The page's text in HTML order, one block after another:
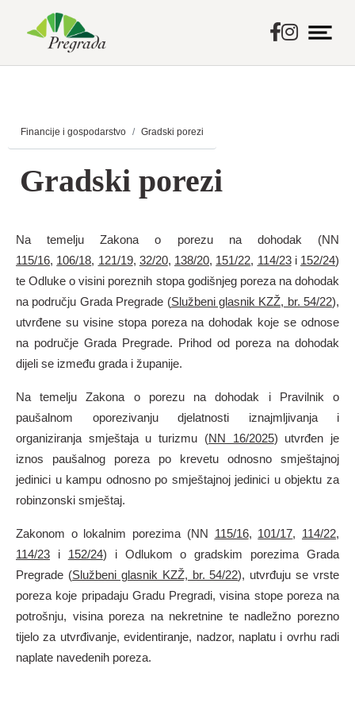
content
Financije i gospodarstvo Gradski porezi
Gradski porezi
Na temelju Zakona o porezu na dohodak (NN
115/16, 106/18, 121/19, 32/20, 138/20, 151/22, 114/23i 152/24)
te Odluke o visini poreznih stopa godišnjeg poreza na dohodak
na području Grada Pregrade (Službeni glasnik KZŽ, br. 54/22),
utvrđene su visine stopa poreza na dohodak koje se odnose
na područje Grada Pregrade. Prihod od poreza na dohodak
dijeli se između grada i županije.
Na temelju Zakona o porezu na dohodak i Pravilnik o
paušalnom oporezivanju djelatnosti iznajmljivanja i
organiziranja smještaja u turizmu​ (NN 16/2025) utvrđen je
iznos paušalnog poreza po krevetu odnosno smještajnoj
jedinici u kampu odnosno po smještajnoj jedinici u objektu za
robinzonski smještaj.
Zakonom o lokalnim porezima (NN 115/16, 101/17, 114/22,
114/23 i 152/24) i Odlukom o gradskim porezima Grada
Pregrade (Službeni glasnik KZŽ, br. 54/22), utvrđuju se vrste
poreza koje pripadaju Gradu Pregradi, visina stope poreza na
potrošnju, visina poreza na nekretnine te nadležno porezno
tijelo za utvrđivanje, evidentiranje, nadzor, naplatu i ovrhu radi
naplate navedenih poreza.